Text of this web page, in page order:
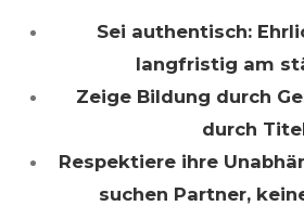
Sei authentisch:
langfristig am
Zeige Bildung durch
durch
Respektiere ihre
suchen Partner,